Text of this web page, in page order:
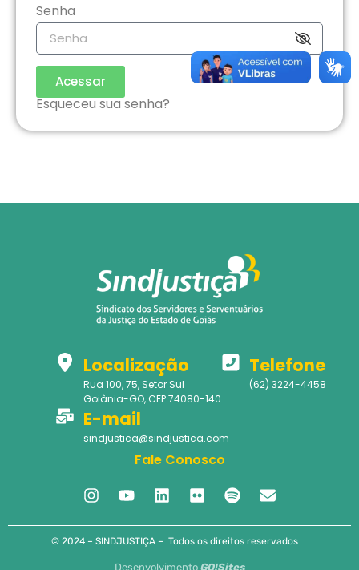
Senha
Acessar
Esqueceu sua senha?
Localização
Rua 100, 75, Setor Sul
Goiânia-GO, CEP 74080-140
Telefone
(62) 3224-4458
E-mail
sindjustica@sindjustica.com
Fale Conosco
© 2024 – SINDJUSTIÇA – Todos os direitos reservados
Desenvolvimento GO!Sites